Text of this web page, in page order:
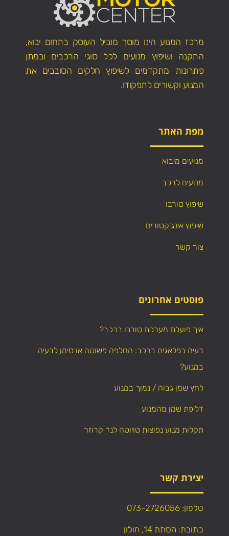
מרכז המנוע הינו מוסך מוביל העוסק בתחום יבוא,
התקנה ושיפוץ מנועים לכל סוגי הרכבים ובמתן
פתרונות מתקדמים לשיפוץ חלקים הסובבים את
המנוע וקשורים לתפקודו.
מפת האתר
מנועים מיבוא
מנועים לרכב
שיפוץ טורבו
שיפוץ אינג'קטורים
צור קשר
פוסטים אחרונים
איך פועלת מערכת טורבו ברכב?
בעיה בפלאגים ברכב: החלפה פשוטה או סימן לבעיה
במנוע?
לחץ שמן גבוה / נמוך במנוע
דליפת שמן מהמנוע
תקלות מנוע נפוצות טויוטה לנד קרוזר
יצירת קשר
טלפון: 073-2726056
כתובת: הסתת 14, חולון